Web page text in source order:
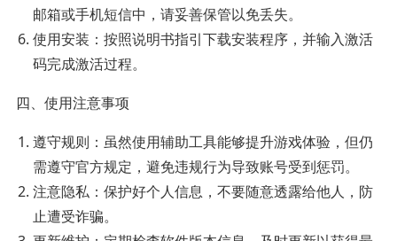
邮箱或手机短信中，请妥善保管以免丢失。
使用安装：按照说明书指引下载安装程序，并输入激活
码完成激活过程。
四、使用注意事项
遵守规则：虽然使用辅助工具能够提升游戏体验，但仍
需遵守官方规定，避免违规行为导致账号受到惩罚。
注意隐私：保护好个人信息，不要随意透露给他人，防
止遭受诈骗。